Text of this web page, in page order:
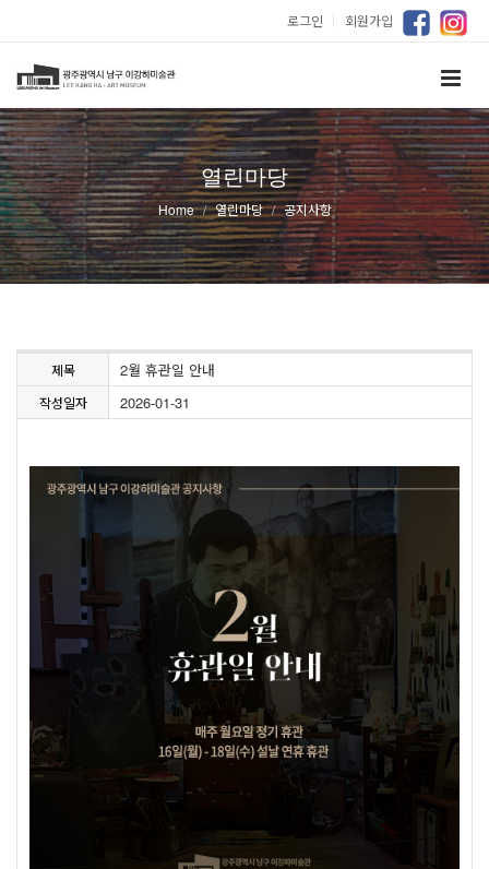
로그인 ｜ 회원가입
열린마당
Home 열린마당 공지사항
제목 2월 휴관일 안내
작성일자 2026-01-31